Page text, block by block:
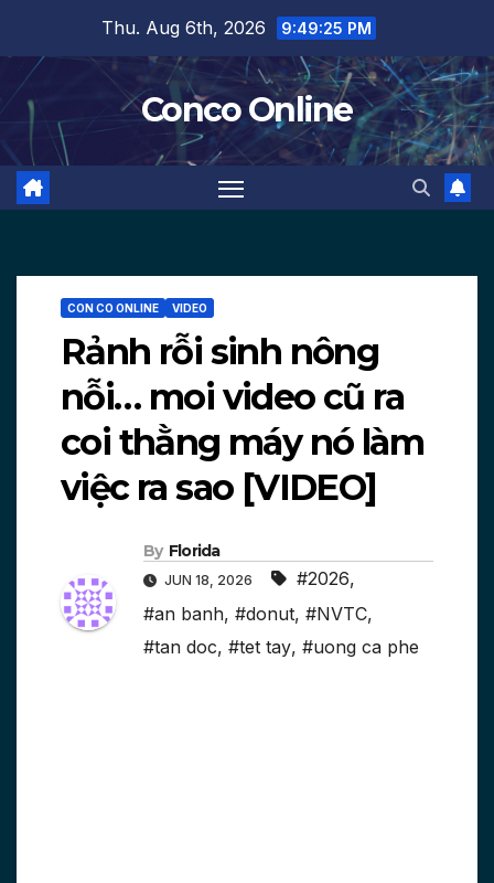
content
Thu. Aug 6th, 2026 9:49:26 PM
Conco Online
CON CO ONLINE VIDEO
Rảnh rỗi sinh nông
nỗi… moi video cũ ra
coi thằng máy nó làm
việc ra sao [VIDEO]
By Florida
JUN 18, 2026 #2026,
#an banh, #donut, #NVTC,
#tan doc, #tet tay, #uong ca phe